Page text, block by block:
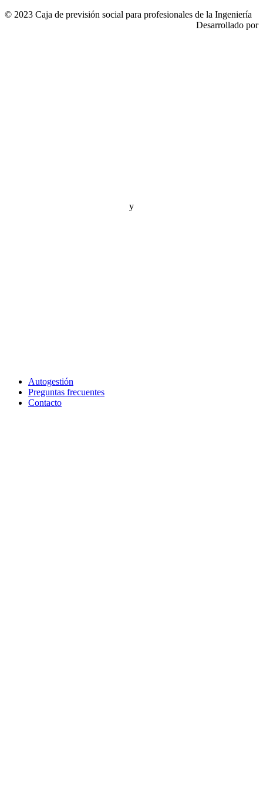
© 2023 Caja de previsión social para profesionales de la Ingeniería
Desarrollado por
y
Autogestión
Preguntas frecuentes
Contacto